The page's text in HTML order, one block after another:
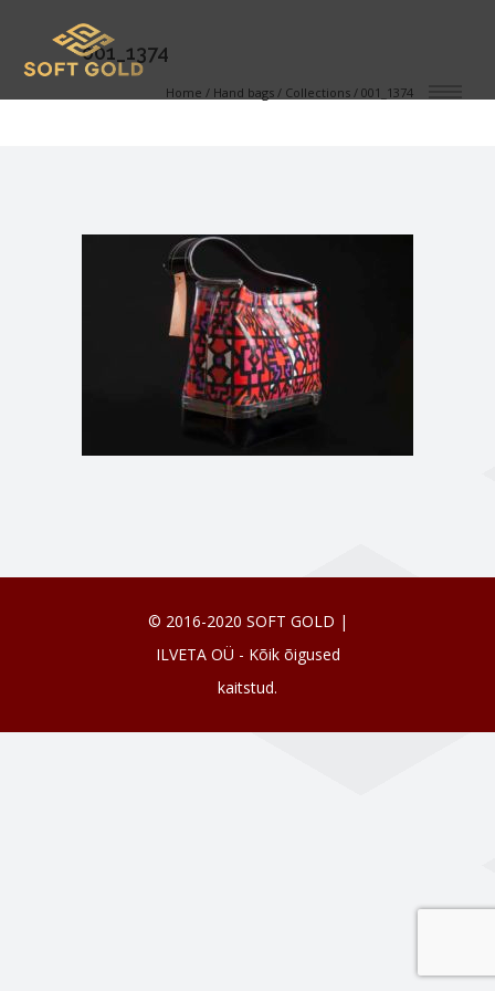
001_1374
Home / Hand bags / Collections / 001_1374
© 2016-2020 SOFT GOLD |
ILVETA OÜ - Kõik õigused
kaitstud.